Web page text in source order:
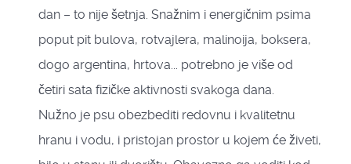
dan – to nije šetnja. Snažnim i energičnim psima
poput pit bulova, rotvajlera, malinoija, boksera,
dogo argentina, hrtova... potrebno je više od
četiri sata fizičke aktivnosti svakoga dana.
Nužno je psu obezbediti redovnu i kvalitetnu
hranu i vodu, i pristojan prostor u kojem će živeti,